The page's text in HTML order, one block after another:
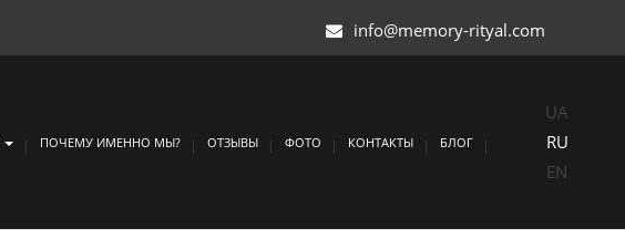
info@memory-rityal.com
ПОЧЕМУ ИМЕННО МЫ? ОТЗЫВЫ ФОТО КОНТАКТЫ БЛОГ
UA
RU
EN